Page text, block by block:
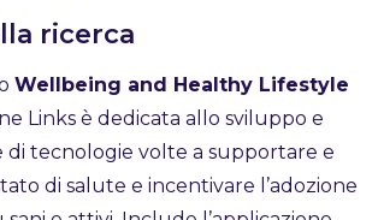
ricerca
Wellbeing and Healthy Lifestyle
Links è dedicata allo sviluppo e
di tecnologie volte a supportare e
di salute e incentivare l’adozione